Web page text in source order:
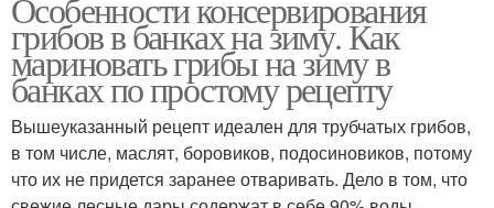
Особенности консервирования
грибов в банках на зиму. Как
мариновать грибы на зиму в
банках по простому рецепту
Вышеуказанный рецепт идеален для трубчатых грибов,
в том числе, маслят, боровиков, подосиновиков, потому
что их не придется заранее отваривать. Дело в том, что